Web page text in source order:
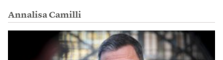
Annalisa Camilli